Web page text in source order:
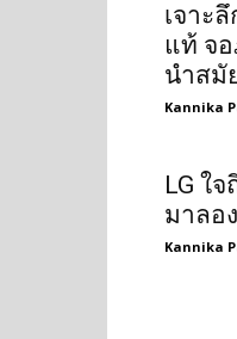
เจาะ
แท้ จ
นำสมั
Kannika
LG ใ
มาลอ
Kannika